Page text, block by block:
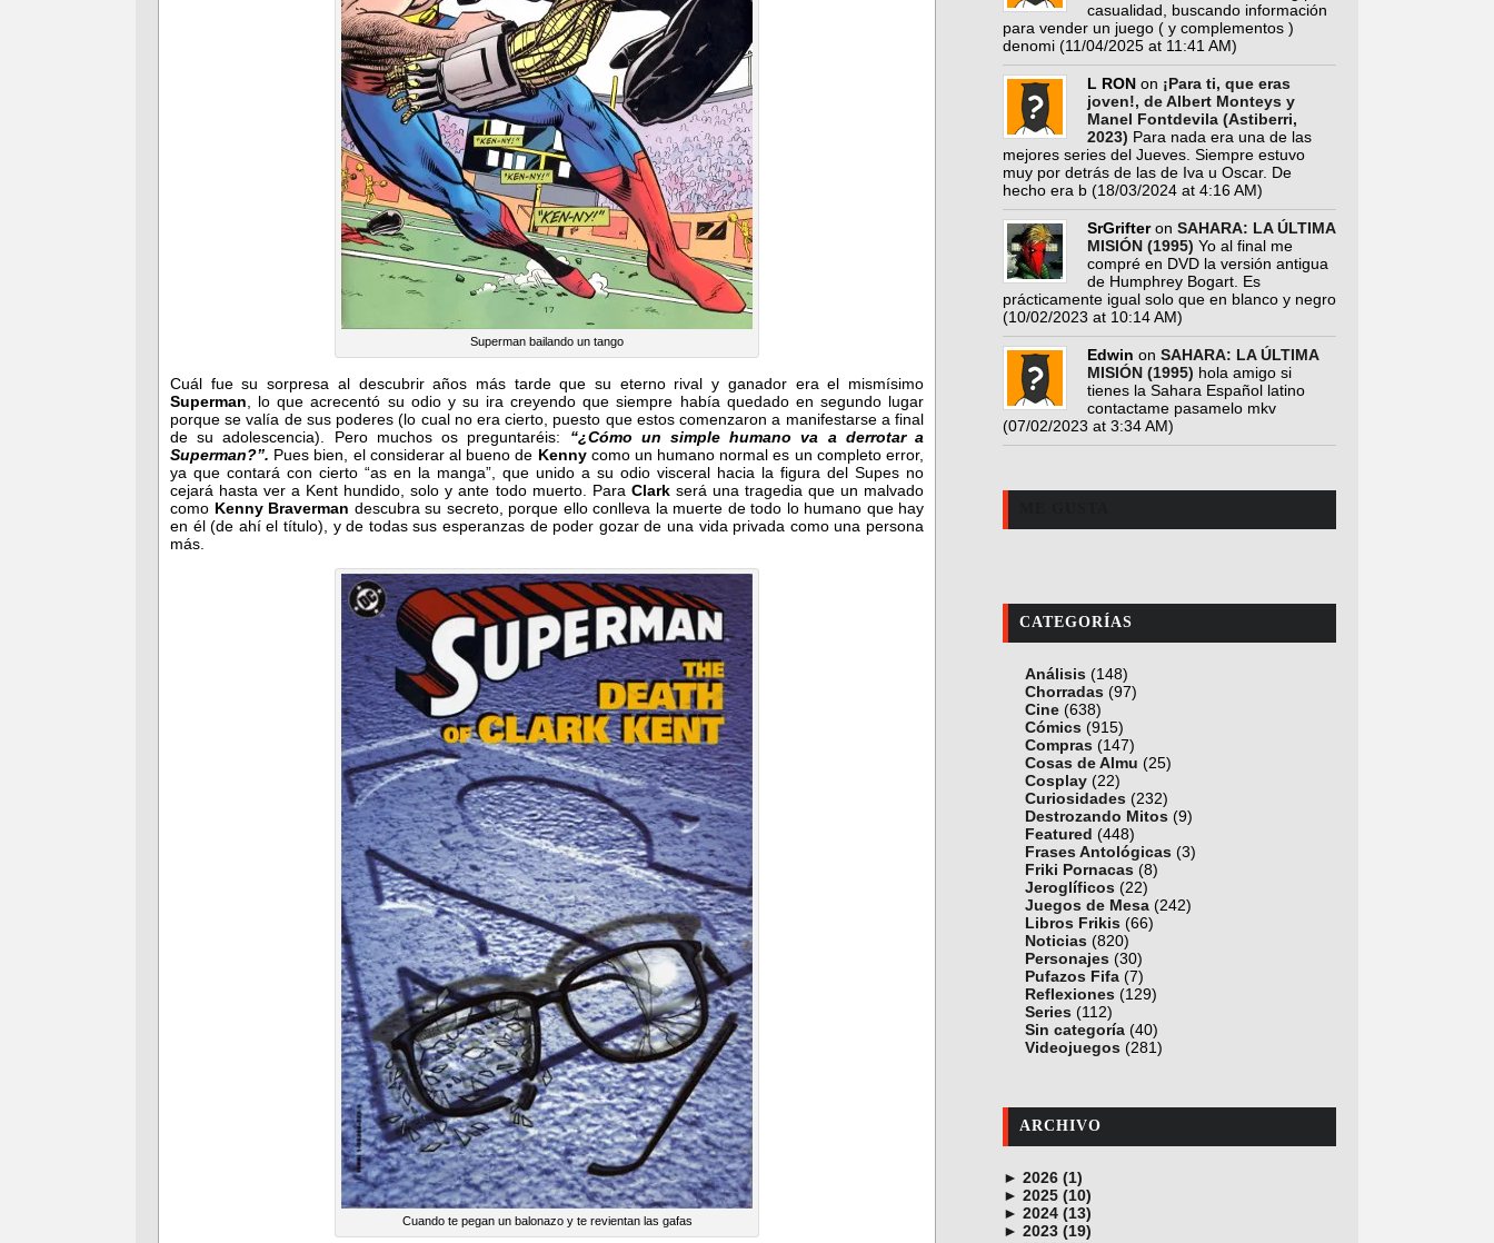
Superman bailando un tango
Cuál fue su sorpresa al descubrir años más tarde que su eterno rival y ganador era el mismísimo
Superman , lo que acrecentó su odio y su ira creyendo que siempre había quedado en segundo lugar
porque se valía de sus poderes (lo cual no era cierto, puesto que estos comenzaron a manifestarse a final
de su adolescencia). Pero muchos os preguntaréis: “¿Cómo un simple humano va a derrotar a
Superman?”. Pues bien, el considerar al bueno de Kennycomo un humano normal es un completo error,
ya que contará con cierto “as en la manga”, que unido a su odio visceral hacia la figura del Supes no
cejará hasta ver a Kent hundido, solo y ante todo muerto. Para Clarkserá una tragedia que un malvado
como Kenny Braverman descubra su secreto, porque ello conlleva la muerte de todo lo humano que hay
en él (de ahí el título), y de todas sus esperanzas de poder gozar de una vida privada como una persona
más.
Cuando te pegan un balonazo y te revientan las gafas
casualidad, buscando información
para vender un juego ( y complementos )
denomi (11/04/2025 at 11:41 AM)
L RON on ¡Para ti, que eras
joven!, de Albert Monteys y
Manel Fontdevila (Astiberri,
2023) Para nada era una de las
mejores series del Jueves. Siempre estuvo
muy por detrás de las de Iva u Oscar. De
hecho era b (18/03/2024 at 4:16 AM)
SrGrifteron SAHARA: LA ÚLTIMA
MISIÓN (1995) Yo al final me
compré en DVD la versión antigua
de Humphrey Bogart. Es
prácticamente igual solo que en blanco y negro
(10/02/2023 at 10:14 AM)
Edwin on SAHARA: LA ÚLTIMA
MISIÓN (1995) hola amigo si
tienes la Sahara Español latino
contactame pasamelo mkv
(07/02/2023 at 3:34 AM)
CATEGORÍAS
Análisis (148)
Chorradas (97)
Cine (638)
Cómics (915)
Compras (147)
Cosas de Almu (25)
Cosplay (22)
Curiosidades (232)
Destrozando Mitos (9)
Featured (448)
Frases Antológicas (3)
Friki Pornacas (8)
Jeroglíficos (22)
Juegos de Mesa (242)
Libros Frikis (66)
Noticias (820)
Personajes (30)
Pufazos Fifa (7)
Reflexiones (129)
Series (112)
Sin categoría (40)
Videojuegos (281)
ARCHIVO
► 2026 (1)
junio (1)
► 2025 (10)
noviembre (1)
octubre (1)
► 2024 (13)
diciembre (4)
► 2023 (19)